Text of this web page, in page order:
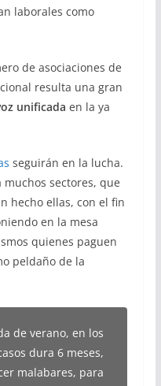
laborales como
de asociaciones de
resulta una gran
unificada en la ya
seguirán en la lucha.
sectores, que
hecho ellas, con el fin
en la mesa
quienes paguen
peldaño de la
de verano, en los
dura 6 meses,
malabares, para